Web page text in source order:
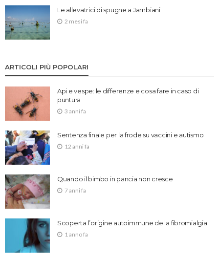
Le allevatrici di spugne a Jambiani
2 mesi fa
ARTICOLI PIÙ POPOLARI
Api e vespe: le differenze e cosa fare in caso di
puntura
3 anni fa
Sentenza finale per la frode su vaccini e autismo
12 anni fa
Quando il bimbo in pancia non cresce
7 anni fa
Scoperta l’origine autoimmune della fibromialgia
1 anno fa